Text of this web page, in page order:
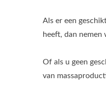
Als er een
heeft, dan
Of als u geen
van